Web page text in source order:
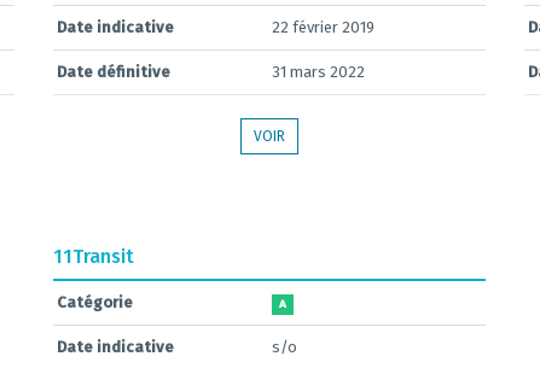
Date indicative 22 février 2019
Date définitive 31 mars 2022
VOIR
11Transit
Catégorie A
Date indicative s/o